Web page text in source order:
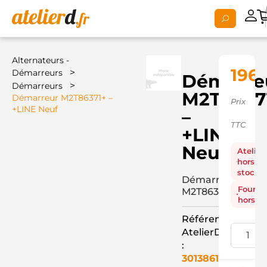
Alternateurs -
Démarreurs
>
Démarreurs >
Démarreur M2T86371+ –
+LINE Neuf
–
+LINE
Neuf
Démarreur
M2T86371+
Référence
AtelierD
:
3013861
Prix
TTC
Atelier
hors
stock
hors